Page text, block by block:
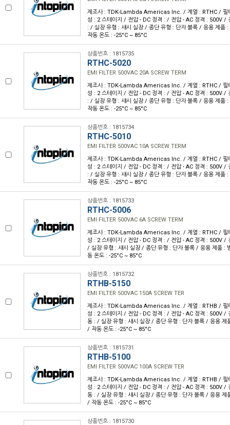
제조사 : TDK-Lambda Americas Inc. / 계열 : RTHC / 필
성 : 2 스테이지 / 전압 - DC 정격 : / 전압 - AC 정격 : 500V /
: / 실장 유형 : 섀시 실장 / 종단 유형 : 단자 블록 / 응용 제품
작동 온도 : -25°C ~ 85°C
상품번호 : 1815735
RTHC-5020
EMI FILTER 500VAC 20A SCREW TERM
제조사 : TDK-Lambda Americas Inc. / 계열 : RTHC / 필
성 : 2 스테이지 / 전압 - DC 정격 : / 전압 - AC 정격 : 500V /
: / 실장 유형 : 섀시 실장 / 종단 유형 : 단자 블록 / 응용 제품
작동 온도 : -25°C ~ 85°C
상품번호 : 1815734
RTHC-5010
EMI FILTER 500VAC 10A SCREW TERM
제조사 : TDK-Lambda Americas Inc. / 계열 : RTHC / 필
성 : 2 스테이지 / 전압 - DC 정격 : / 전압 - AC 정격 : 500V /
: / 실장 유형 : 섀시 실장 / 종단 유형 : 단자 블록 / 응용 제품
작동 온도 : -25°C ~ 85°C
상품번호 : 1815733
RTHC-5006
EMI FILTER 500VAC 6A SCREW TERM
제조사 : TDK-Lambda Americas Inc. / 계열 : RTHC / 필
성 : 2 스테이지 / 전압 - DC 정격 : / 전압 - AC 정격 : 500V /
/ 실장 유형 : 섀시 실장 / 종단 유형 : 단자 블록 / 응용 제품 :
동 온도 : -25°C ~ 85°C
상품번호 : 1815732
RTHB-5150
EMI FILTER 500VAC 150A SCREW TER
제조사 : TDK-Lambda Americas Inc. / 계열 : RTHB / 필
성 : 2 스테이지 / 전압 - DC 정격 : / 전압 - AC 정격 : 500V /
동 : / 실장 유형 : 섀시 실장 / 종단 유형 : 단자 블록 / 응용 제
/ 작동 온도 : -25°C ~ 85°C
상품번호 : 1815731
RTHB-5100
EMI FILTER 500VAC 100A SCREW TER
제조사 : TDK-Lambda Americas Inc. / 계열 : RTHB / 필
성 : 2 스테이지 / 전압 - DC 정격 : / 전압 - AC 정격 : 500V /
동 : / 실장 유형 : 섀시 실장 / 종단 유형 : 단자 블록 / 응용 제
/ 작동 온도 : -25°C ~ 85°C
상품번호 : 1815730